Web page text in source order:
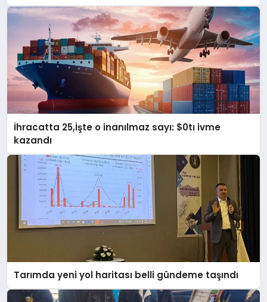
İhracatta 25,İşte o inanılmaz sayı: $0tı ivme
kazandı
Tarımda yeni yol haritası belli gündeme taşındı